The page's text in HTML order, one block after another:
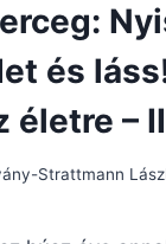
és
életre –
Strattmann